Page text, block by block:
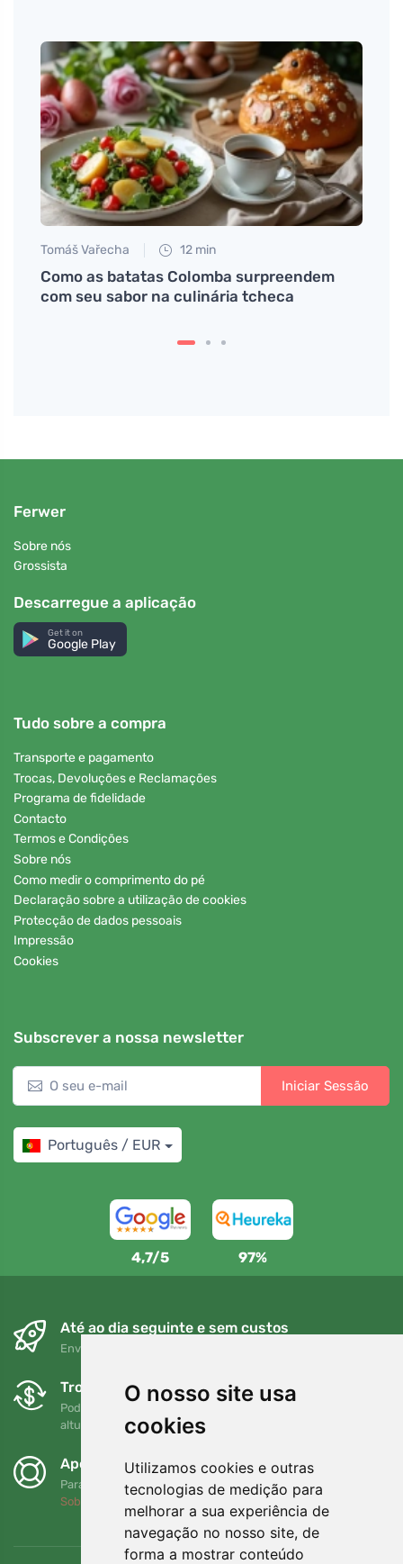
O nosso site usa
cookies
Utilizamos cookies e outras
tecnologias de medição para
melhorar a sua experiência de
navegação no nosso site, de
forma a mostrar conteúdo
Tomáš Vařecha 12 min
Como as batatas Colomba surpreendem
com seu sabor na culinária tcheca
Ferwer
Sobre nós
Grossista
Descarregue a aplicação
Get it on
Google Play
Tudo sobre a compra
Transporte e pagamento
Trocas, Devoluções e Reclamações
Programa de fidelidade
Contacto
Termos e Condições
Sobre nós
Como medir o comprimento do pé
Declaração sobre a utilização de cookies
Protecção de dados pessoais
Impressão
Cookies
Subscrever a nossa newsletter
Iniciar Sessão
Português / EUR
4,7/5 97%
Até ao dia seguinte e sem custos
Envio gratuito para encomendas superiores a 80 EUR
Trocas e devoluções gratuitas
Pode devolver ou trocar a sua encomenda em qualquer
altura no prazo de 90 dias
Apoiamos a Trees.org
Para cada encomenda plantamos uma árvore! Leia mais
Sobre nós